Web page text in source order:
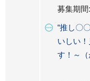
募集期
“推し〇
いしい
す！～（